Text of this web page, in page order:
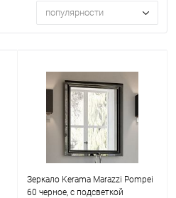
популярности
Зеркало Kerama Marazzi Pompei
60 черное, с подсветкой